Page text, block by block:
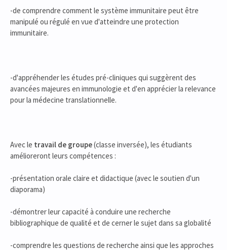
-de comprendre comment le système immunitaire peut être
manipulé ou régulé en vue d'atteindre une protection
immunitaire.
-d'appréhender les études pré-cliniques qui suggèrent des
avancées majeures en immunologie et d'en apprécier la relevance
pour la médecine translationnelle.
Avec le travail de groupe(classe inversée), les étudiants
amélioreront leurs compétences :
-présentation orale claire et didactique (avec le soutien d'un
diaporama)
-démontrer leur capacité à conduire une recherche
bibliographique de qualité et de cerner le sujet dans sa globalité
-comprendre les questions de recherche ainsi que les approches